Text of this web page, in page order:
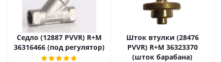
Седло (12887 PVVR) R+M
36316466 (под регулятор)
Шток втулки (28476
PVVR) R+M 36323370
(шток барабана)